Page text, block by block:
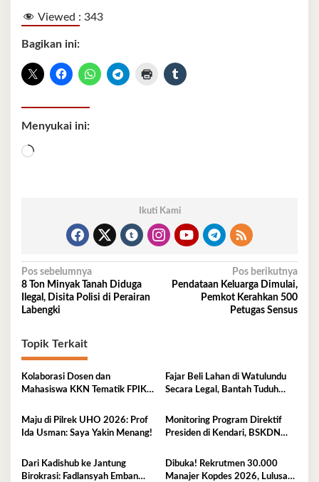
Viewed : 343
Bagikan ini:
Menyukai ini:
Memuat...
Ikuti Kami
Navigasi
pos
Pos sebelumnya
8 Ton Minyak Tanah Diduga
Ilegal, Disita Polisi di Perairan
Labengki
Pos berikutnya
Pendataan Keluarga Dimulai,
Pemkot Kerahkan 500
Petugas Sensus
Topik Terkait
Kolaborasi Dosen dan
Mahasiswa KKN Tematik FPIK
Lingkungan Pesisir bagi Anak-
anak di Kelurahan Lapulu
Fajar Beli Lahan di Watulundu
Secara Legal, Bantah Tuduh
Maju di Pilrek UHO 2026: Prof
Ida Usman: Saya Yakin Menang!
Monitoring Program Direktif
Presiden di Kendari, BSKDN
Sinkronisasi Pusat dan Daerah
Dari Kadishub ke Jantung
Birokrasi: Fadlansyah Emban
Dibuka! Rekrutmen 30.000
Manajer Kopdes 2026, Lulusan